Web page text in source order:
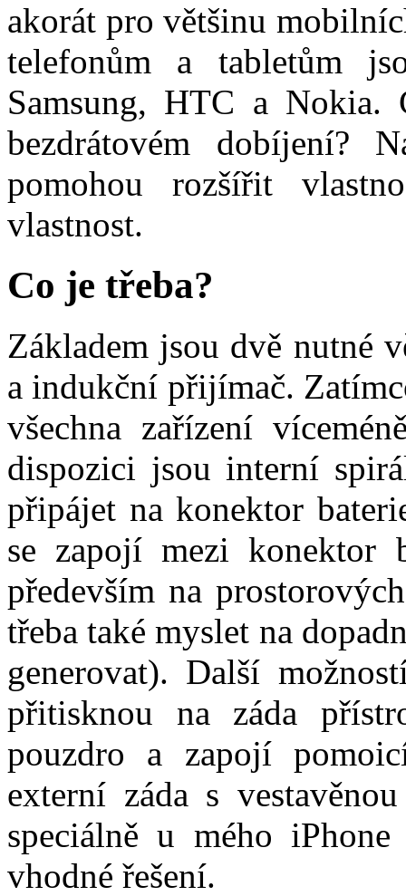
akorát pro většinu
telefonům a tabletům
Samsung, HTC a
bezdrátovém dobíjení?
pomohou rozšířit
vlastnost.
Co je třeba?
Základem jsou dvě nutné
a indukční přijímač.
všechna zařízení
dispozici jsou interní
připájet na konektor
se zapojí mezi konektor
především na
třeba také myslet na
generovat). Další
přitisknou na záda
pouzdro a zapojí
externí záda s
speciálně u mého
vhodné řešení.